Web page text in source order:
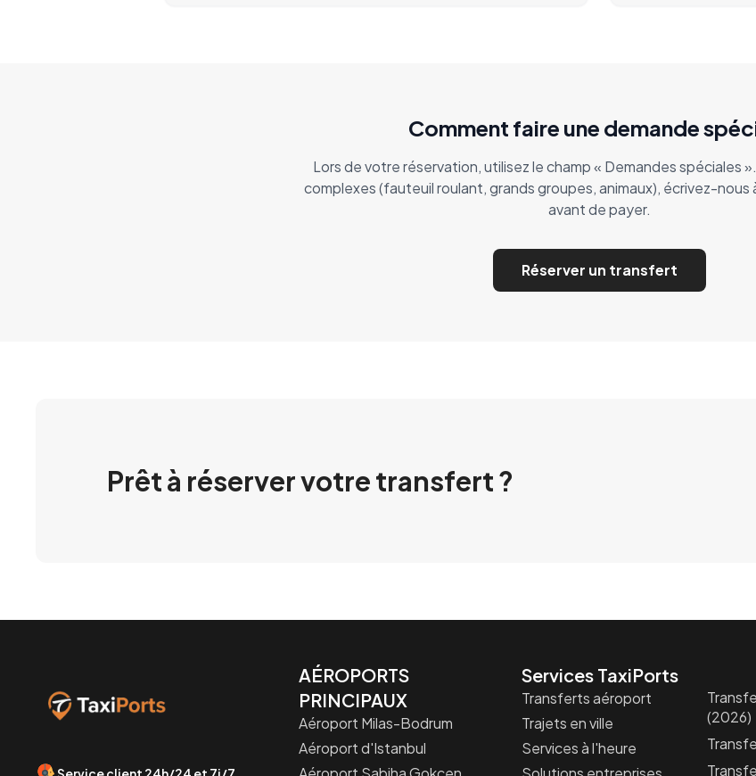
Comment faire une demande
Lors de votre réservation, utilisez le champ « Demandes spéciales
complexes (fauteuil roulant, grands groupes, animaux), écrivez-
avant de payer.
Réserver un transfert
Prêt à réserver votre transfert ?
AÉROPORTS
PRINCIPAUX
Aéroport Milas-Bodrum
Aéroport d'Istanbul
Services TaxiPorts
Transferts aéroport
Trajets en ville
Services à l'heure
(2026)